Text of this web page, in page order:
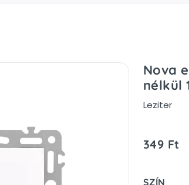
Nova
nélkül
Leziter
349 Ft
SZÍN